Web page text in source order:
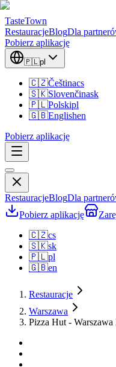
TasteTown
RestauracjeBlogDla
Pobierz aplikację
🇵🇱pl
🇨🇿Češtinacs
🇸🇰Slovenčinask
🇵🇱Polskipl
🇬🇧Englishen
Pobierz aplikację
RestauracjeBlogDla
Pobierz aplikację
🇨🇿cs
🇸🇰sk
🇵🇱pl
🇬🇧en
Restauracje
Warszawa
Pizza Hut -